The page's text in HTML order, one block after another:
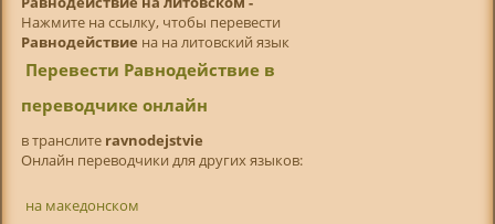
Нажмите на ссылку, чтобы перевести
Равнодействие на на литовский язык
Перевести Равнодействие в
переводчике онлайн
в транслитe ravnodejstvie
Онлайн переводчики для других языков:
на македонском